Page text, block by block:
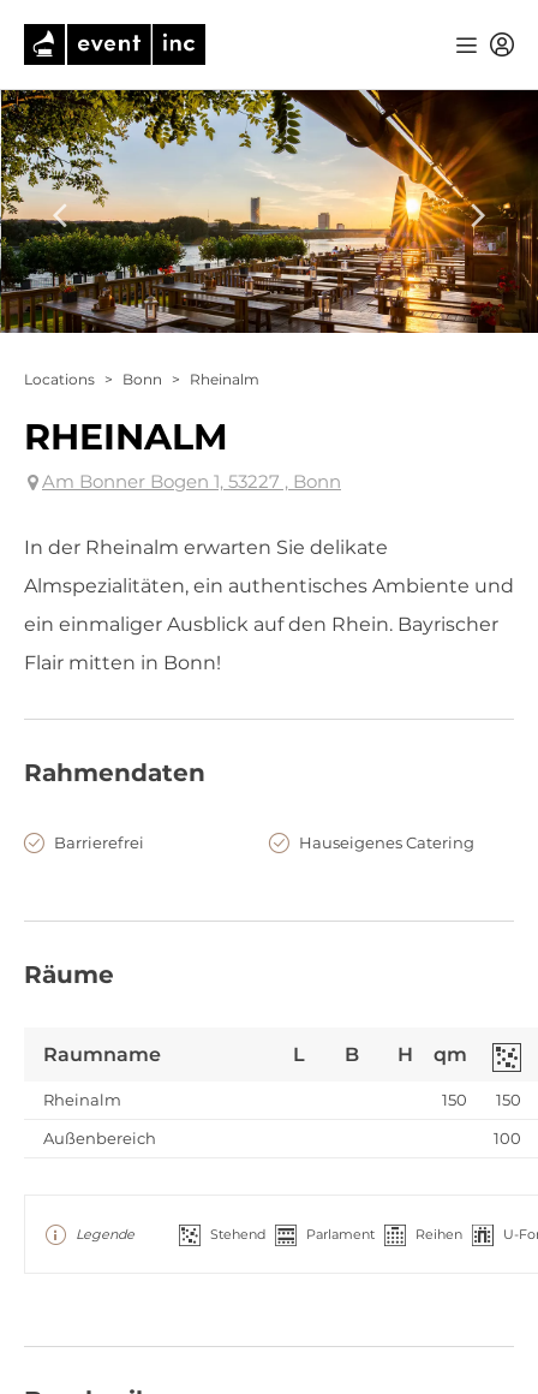
Locations > Bonn > Rheinalm
RHEINALM
Am Bonner Bogen 1, 53227 , Bonn
In der Rheinalm erwarten Sie delikate
Almspezialitäten, ein authentisches Ambiente und
ein einmaliger Ausblick auf den Rhein. Bayrischer
Flair mitten in Bonn!
Rahmendaten
Barrierefrei Hauseigenes Catering
Räume
Raumname L B H qm
Rheinalm 150
150
Außenbereich
100
Legende Stehend Parlament Reihen U-